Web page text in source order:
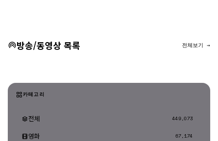
방송/동영상 목록 전체보기 →
카테고리
전체 449,073
영화 67,174